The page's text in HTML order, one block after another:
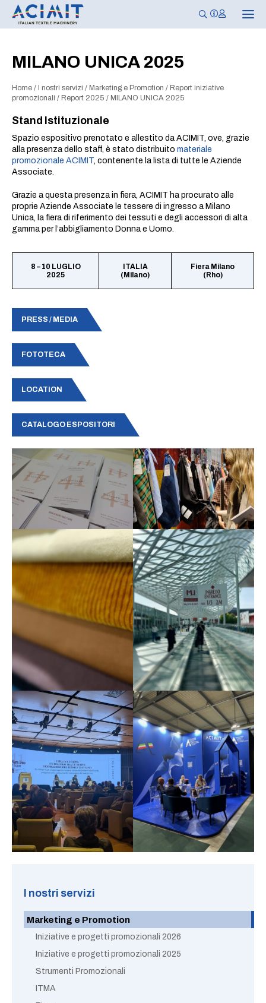
N
a
MILANO UNICA 2025
Home / I nostri servizi / Marketing e Promotion / Report iniziative
promozionali / Report 2025 / MILANO UNICA 2025
Stand Istituzionale
Spazio espositivo prenotato e allestito da ACIMIT, ove, grazie
alla presenza dello staff, è stato distribuito materiale
promozionale ACIMIT, contenente la lista di tutte le Aziende
Associate.
Grazie a questa presenza in fiera, ACIMIT ha procurato alle
proprie Aziende Associate le tessere di ingresso a Milano
Unica, la fiera di riferimento dei tessuti e degli accessori di alta
gamma per l’abbigliamento Donna e Uomo.
8 – 10 LUGLIO
2025
ITALIA
(Milano)
Fiera Milano
(Rho)
PRESS / MEDIA
FOTOTECA
LOCATION
CATALOGO ESPOSITORI
I nostri servizi
Marketing e Promotion
Iniziative e progetti promozionali 2026
Iniziative e progetti promozionali 2025
Strumenti Promozionali
ITMA